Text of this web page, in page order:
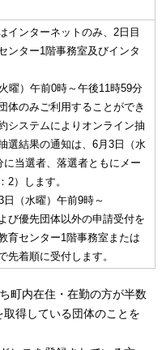
インターネットのみ、2日目
ンター1階事務室及びインタ
曜）午前0時～午後11時59分
体のみご利用することができ
システムによりオンライン抽
選結果の通知は、6月3日（水
に当選者、落選者ともにメー
2）します。
日（水曜）午前9時～
び優先団体以外の申請受付を
育センター1階事務室または
先着順に受付します。
町内在住・在勤の方が半数
得している団体のことを